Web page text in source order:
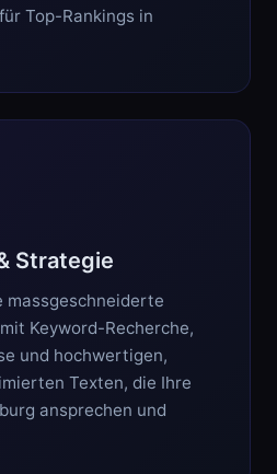
Top-Rankings in
Strategie
massgeschneiderte
Keyword-Recherche,
und hochwertigen,
Texten, die Ihre
ansprechen und